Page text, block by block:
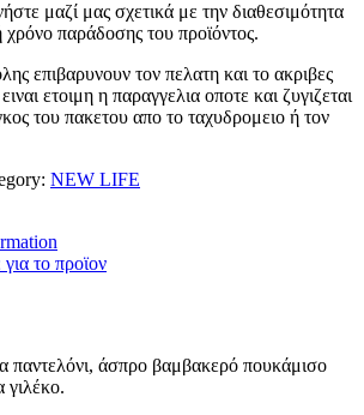
μαζί μας σχετικά με την διαθεσιμότητα
παράδοσης του προϊόντος.
επιβαρυνουν τον πελατη και το ακριβες
ετοιμη η παραγγελια οποτε και ζυγιζεται
του πακετου απο το ταχυδρομειο ή τον
NEW LIFE
το προϊoν
παντελόνι, άσπρο βαμβακερό πουκάμισο
γιλέκο.